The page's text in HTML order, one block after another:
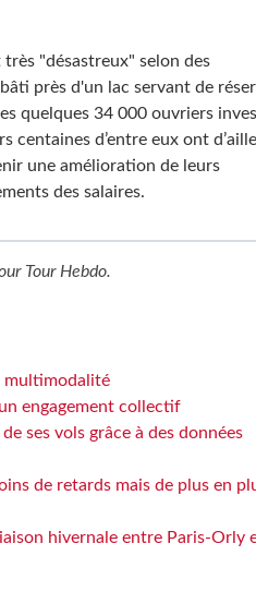
très "désastreux" selon des
près d'un lac servant de
quelques 34 000 ouvriers
centaines d’entre eux ont
une amélioration de leurs
des salaires.
Tour Hebdo.
multimodalité
engagement collectif
ses vols grâce à des données
de retards mais de plus en
hivernale entre Paris-Orly